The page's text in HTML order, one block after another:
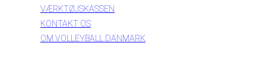
VÆRKTØJSKASSEN
KONTAKT OS
OM VOLLEYBALL DANMARK